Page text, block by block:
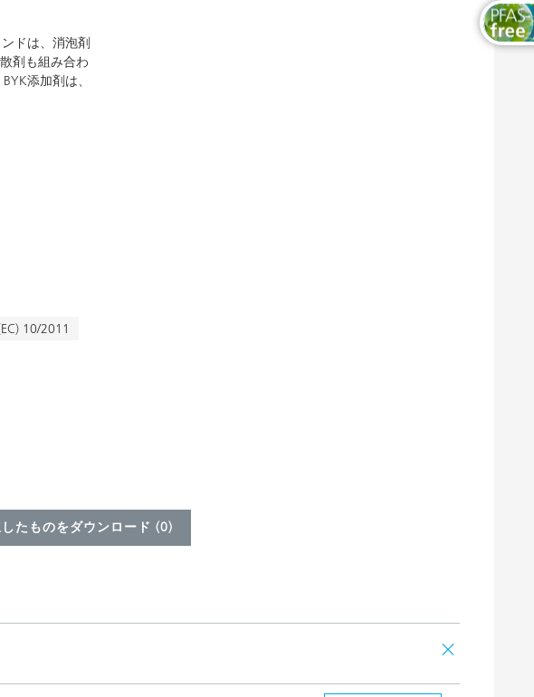
ドは、消泡剤
剤も組み合わ
添加剤は、
10/2011
たものをダウンロード (0)